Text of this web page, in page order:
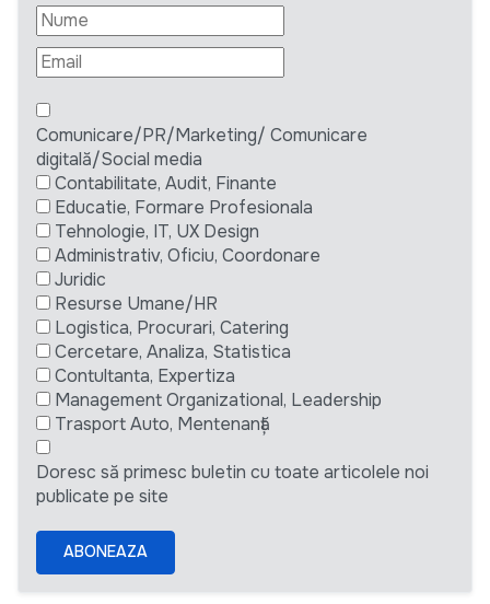
Comunicare/PR/Marketing/ Comunicare
digitală/Social media
Contabilitate, Audit, Finante
Educatie, Formare Profesionala
Tehnologie, IT, UX Design
Administrativ, Oficiu, Coordonare
Juridic
Resurse Umane/HR
Logistica, Procurari, Catering
Cercetare, Analiza, Statistica
Contultanta, Expertiza
Management Organizational, Leadership
Trasport Auto, Mentenanță
Doresc să primesc buletin cu toate articolele noi
publicate pe site
ABONEAZA